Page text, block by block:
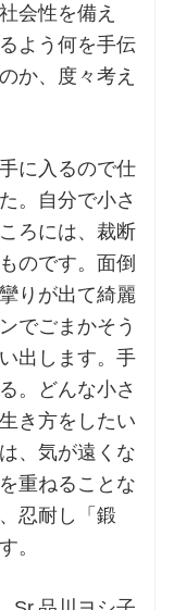
会性を備え
よう何を手伝
か、度々考え
に入るので仕
。自分で小さ
ろには、裁断
のです。面倒
りが出て綺麗
でごまかそう
出します。手
。どんな小さ
き方をしたい
、気が遠くな
重ねることな
忍耐し「鍛
。